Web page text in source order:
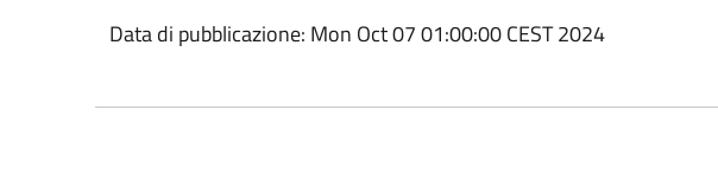
Data di pubblicazione: Mon Oct 07 01:00:00 CEST 2024